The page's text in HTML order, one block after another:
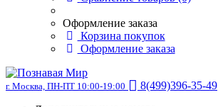
Оформление заказа
Корзина покупок
Оформление заказа
г. Москва, ПН-ПТ 10:00-19:00
8(499)396-35-49